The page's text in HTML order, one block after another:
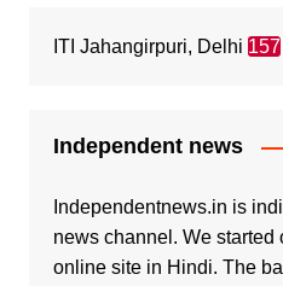
ITI Jahangirpuri, Delhi 157
Independent news
Independentnews.in is
news channel. We started
online site in Hindi. The